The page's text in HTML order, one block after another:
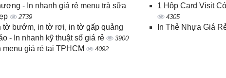
- In nhanh giá rẻ menu trà sữa
2739
tờ bướm, in tờ rơi, in tờ gấp quảng
- In nhanh kỹ thuật số giá rẻ
3900
menu giá rẻ tại TPHCM 4092
1 Hộp Card Visit
4305
In Thẻ Nhựa Giá